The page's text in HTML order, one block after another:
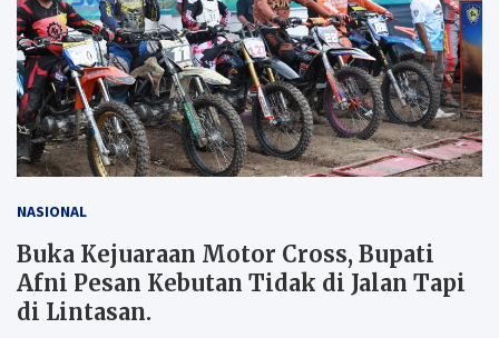
NASIONAL
Buka Kejuaraan Motor Cross, Bupati
Afni Pesan Kebutan Tidak di Jalan Tapi
di Lintasan.